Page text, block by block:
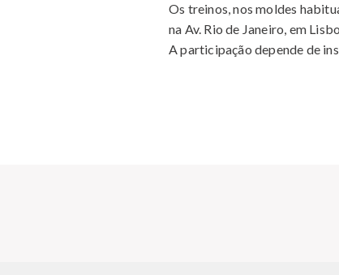
Os treinos, nos moldes
na Av. Rio de Janeiro, em
A participação depende de